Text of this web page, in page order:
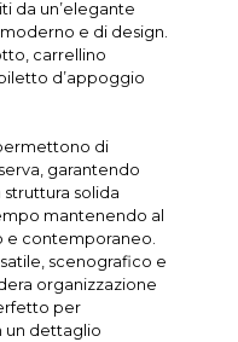
da un’elegante
e di design.
carrellino
d’appoggio
di
garantendo
struttura solida
mantenendo al
e contemporaneo.
scenografico e
organizzazione
per
un dettaglio